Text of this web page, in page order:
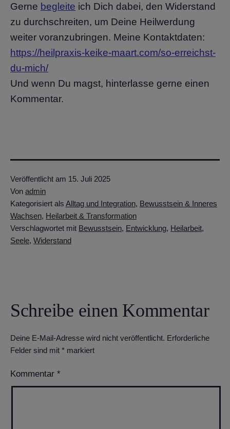
Gerne begleite ich Dich dabei, den Widerstand
zu durchschreiten, um Deine Heilwerdung
weiter voranzubringen. Meine Kontaktdaten:
https://heilpraxis-keike-maart.com/so-erreichst-
du-mich/
Und wenn Du magst, hinterlasse gerne einen
Kommentar.
Veröffentlicht am 15. Juli 2025
Von admin
Kategorisiert als Alltag und Integration, Bewusstsein & Inneres
Wachsen, Heilarbeit & Transformation
Verschlagwortet mit Bewusstsein, Entwicklung, Heilarbeit,
Seele, Widerstand
Schreibe einen Kommentar
Deine E-Mail-Adresse wird nicht veröffentlicht. Erforderliche
Felder sind mit * markiert
Kommentar *